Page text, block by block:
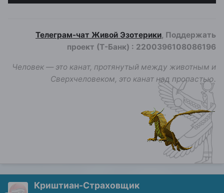
Телеграм-чат Живой Эзотерики, Поддержать
проект (Т-Банк) : 2200396108086196
Человек — это канат, протянутый между животным и
Сверхчеловеком, это канат над пропастью.
Криштиан-Страховщик